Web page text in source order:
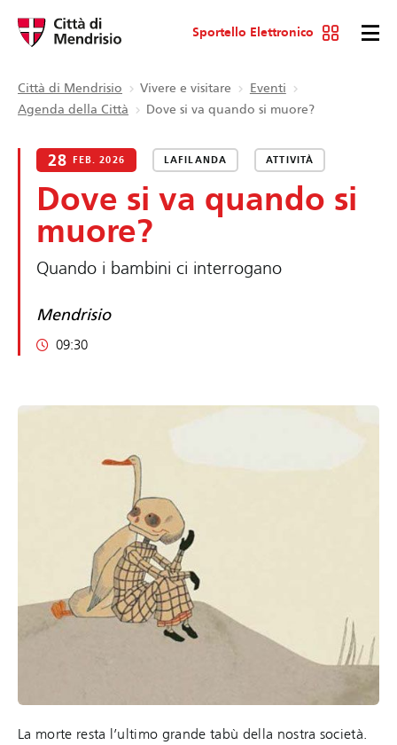
Sportello Elettronico
Città di Mendrisio Vivere e visitare
Eventi
Agenda della Città
Dove si va quando si muore?
28 FEB. 2026 LAFILANDA ATTIVITÀ
Dove si va quando si
muore?
Quando i bambini ci interrogano
Mendrisio
09:30
La morte resta l’ultimo grande tabù della nostra società.